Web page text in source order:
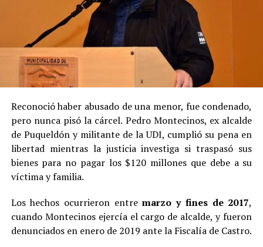
Reconoció haber abusado de una menor, fue condenado,
pero nunca pisó la cárcel. Pedro Montecinos, ex alcalde
de Puqueldón y militante de la UDI, cumplió su pena en
libertad mientras la justicia investiga si traspasó sus
bienes para no pagar los $120 millones que debe a su
víctima y familia.
Los hechos ocurrieron entremarzo y fines de 2017,
cuando Montecinos ejercía el cargo de alcalde, y fueron
denunciados en enero de 2019 ante la Fiscalía de Castro.